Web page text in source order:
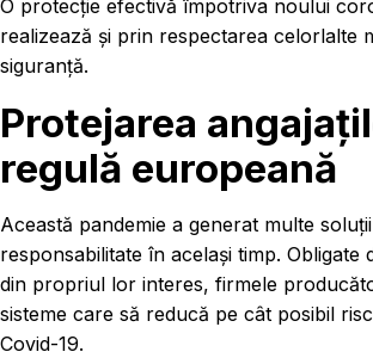
O protecție efectivă împotriva noului
realizează și prin respectarea celorlalte
siguranță.
Protejarea
regulă europeană
Această pandemie a generat multe
responsabilitate în același timp. Obligate
din propriul lor interes, firmele
sisteme care să reducă pe cât posibil
Covid-19.